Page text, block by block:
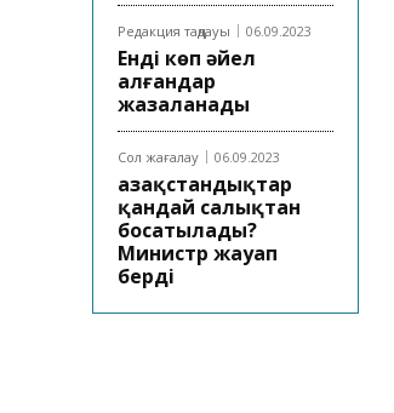
Редакция таңдауы 06.09.2023
Енді көп әйел
алғандар
жазаланады
Сол жағалау 06.09.2023
Қазақстандықтар
қандай салықтан
босатылады?
Министр жауап
берді